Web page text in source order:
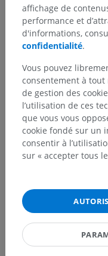
affichage de
performance et
d'informations,
confidentialité.
Vous pouvez
consentement à
de gestion des
l’utilisation de ces
que vous vous
cookie fondé sur un
consentir à
sur « accepter tous